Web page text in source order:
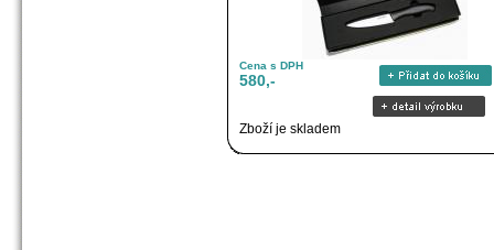
Cena s DPH
580,-
Zboží je skladem